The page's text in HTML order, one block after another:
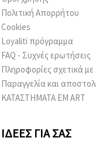
Πολιτική Απορρήτου
Cookies
Loyaliti πρόγραμμα
FAQ - Συχνές ερωτήσεις
Πληροφορίες σχετικά
Παραγγελία και
ΚΑΤΑΣΤΗΜΑΤΑ EM ART
ΙΔΈΕΣ ΓΙΑ ΣΑΣ